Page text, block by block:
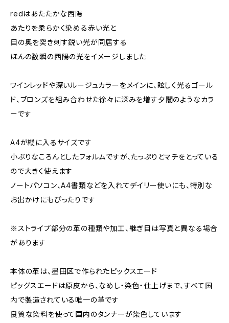
redはあたたかな西陽
あたりを柔らかく染める赤い光と
目の奥を突き刺す鋭い光が同居する
ほんの数瞬の西陽の光をイメージしました
ワインレッドや深いルージュカラーをメインに、眩しく光るゴール
ド、ブロンズを組み合わせた徐々に深みを増す夕闇のようなカラ
ーです
A4が縦に入るサイズです
小ぶりなころんとしたフォルムですが、たっぷりとマチをとっている
ので大きく使えます
ノートパソコン、A4書類などを入れてデイリー使いにも、特別な
お出かけにもぴったりです
※ストライプ部分の革の種類や加工、継ぎ目は写真と異なる場合
があります
本体の革は、墨田区で作られたピックスエード
ピッグスエードは原皮から、なめし・染色・仕上げまで、すべて国
内で製造されている唯一の革です
良質な染料を使って国内のタンナーが染色しています